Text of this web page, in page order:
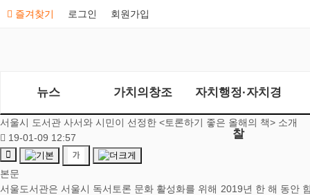
즐겨찾기 로그인 회원가입
뉴스 가치의창조 자치행정·자치경
찰
서울시 도서관 사서와 시민이 선정한 <토론하기 좋은 올해의 책> 소개
19-01-09 12:57
본문
서울도서관은 서울시 독서토론 문화 활성화를 위해 2019년 한 해 동안